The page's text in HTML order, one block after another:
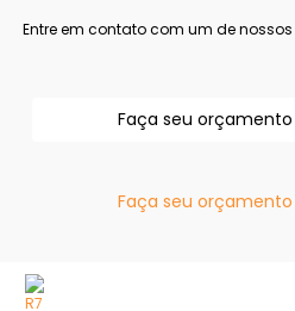
Entre em contato com um de
Faça seu
Faça seu